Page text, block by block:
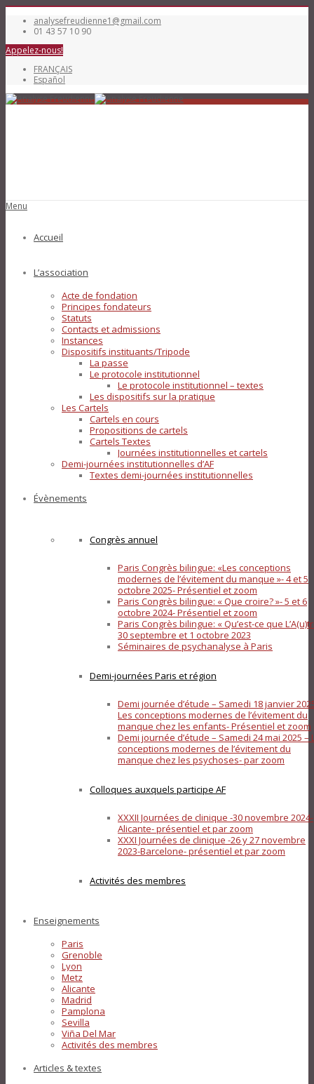
analysefreudienne1@gmail.com
01 43 57 10 90
Appelez-nous!
FRANÇAIS
Español
Menu
Accueil
L’association
Acte de fondation
Principes fondateurs
Statuts
Contacts et admissions
Instances
Dispositifs instituants/Tripode
La passe
Le protocole institutionnel
Le protocole institutionnel – textes
Les dispositifs sur la pratique
Les Cartels
Cartels en cours
Propositions de cartels
Cartels Textes
Journées institutionnelles et cartels
Demi-journées institutionnelles d’AF
Textes demi-journées institutionnelles
Évènements
Congrès annuel
Paris Congrès bilingue: «Les conceptions
modernes de l’évitement du manque »- 4 et 5
octobre 2025- Présentiel et zoom
Paris Congrès bilingue: « Que croire? »- 5 et 6
octobre 2024- Présentiel et zoom
Paris Congrès bilingue: « Qu’est-ce que
30 septembre et 1 octobre 2023
Séminaires de psychanalyse à Paris
Demi-journées Paris et région
Demi journée d’étude – Samedi 18 janvier
Les conceptions modernes de l’évitement du
manque chez les enfants- Présentiel et zoom
Demi journée d’étude – Samedi 24 mai 2025 –
conceptions modernes de l’évitement du
manque chez les psychoses- par zoom
Colloques auxquels participe AF
XXXII Journées de clinique -30 novembre 2024-
Alicante- présentiel et par zoom
XXXI Journées de clinique -26 y 27 novembre
2023-Barcelone- présentiel et par zoom
Activités des membres
Enseignements
Paris
Grenoble
Lyon
Metz
Alicante
Madrid
Pamplona
Sevilla
Viña Del Mar
Activités des membres
Articles & textes